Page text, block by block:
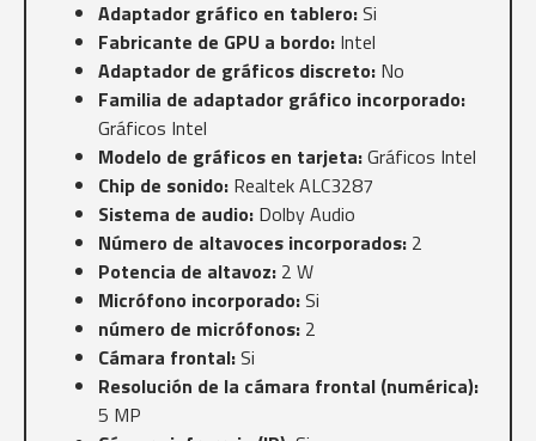
Adaptador gráfico en tablero:Si
Fabricante de GPU a bordo: Intel
Adaptador de gráficos discreto: No
Familia de adaptador gráfico incorporado:
Gráficos Intel
Modelo de gráficos en tarjeta:Gráficos Intel
Chip de sonido: Realtek ALC3287
Sistema de audio: Dolby Audio
Número de altavoces incorporados: 2
Potencia de altavoz: 2 W
Micrófono incorporado:Si
número de micrófonos: 2
Cámara frontal:Si
Resolución de la cámara frontal (numérica):
5 MP